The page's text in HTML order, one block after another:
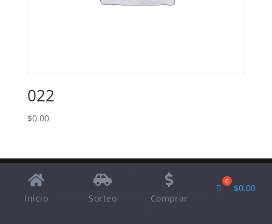
022
$0.00
Designed byElegant Themes| Powered by
Inicio Sorteo Comprar
$0.00